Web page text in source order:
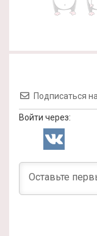
Подписаться
Войти через: